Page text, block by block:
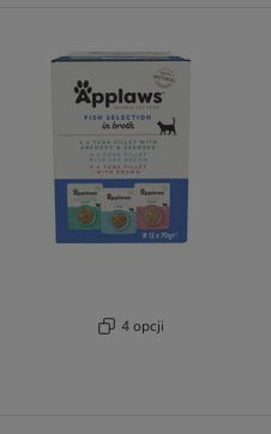
4 opcji